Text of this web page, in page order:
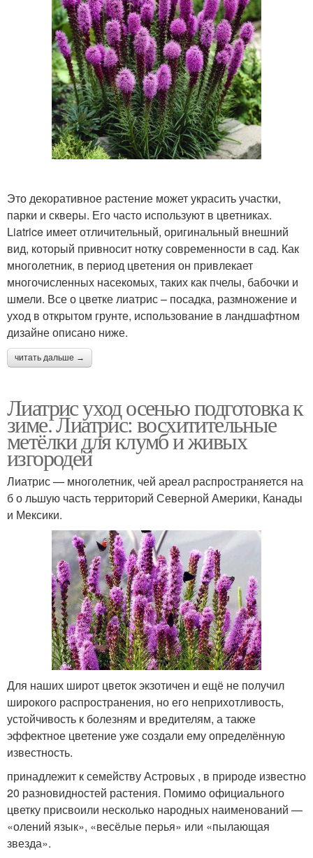
Это декоративное растение может украсить участки,
парки и скверы. Его часто используют в цветниках.
Liatrice имеет отличительный, оригинальный внешний
вид, который привносит нотку современности в сад. Как
многолетник, в период цветения он привлекает
многочисленных насекомых, таких как пчелы, бабочки и
шмели. Все о цветке лиатрис – посадка, размножение и
уход в открытом грунте, использование в ландшафтном
дизайне описано ниже.
читать дальше →
Лиатрис уход осенью подготовка к
зиме. Лиатрис: восхитительные
метёлки для клумб и живых
изгородей
Лиатрис — многолетник, чей ареал распространяется на
б о льшую часть территорий Северной Америки, Канады
и Мексики.
Для наших широт цветок экзотичен и ещё не получил
широкого распространения, но его неприхотливость,
устойчивость к болезням и вредителям, а также
эффектное цветение уже создали ему определённую
известность.
принадлежит к семейству Астровых , в природе известно
20 разновидностей растения. Помимо официального
цветку присвоили несколько народных наименований —
«олений язык», «весёлые перья» или «пылающая
звезда».